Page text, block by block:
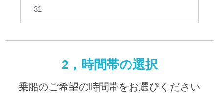
31
2，時間帯の選択
乗船のご希望の時間帯をお選びください